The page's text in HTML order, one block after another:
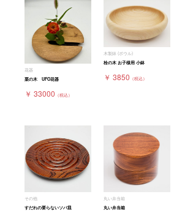
花器
栗の木 UFO花器
￥ 33000 （税込）
木製鉢 (ボウル)
栓の木 お子様用 小鉢
￥ 3850 （税込）
その他
すだれの要らないソバ皿
丸い弁当箱
丸い弁当箱